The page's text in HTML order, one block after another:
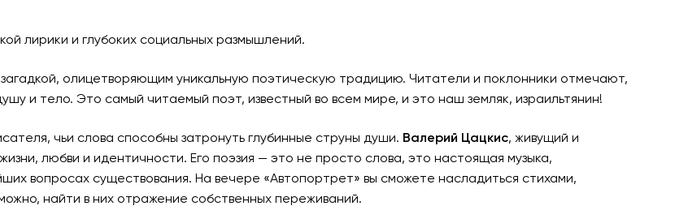
лирики и глубоких социальных размышлений.
олицетворяющим уникальную поэтическую традицию. Читатели и поклонники отмечают,
и тело. Это самый читаемый поэт, известный во всем мире, и это наш земляк, израильтянин!
чьи слова способны затронуть глубинные струны души. Валерий Цацкис, живущий и
любви и идентичности. Его поэзия — это не просто слова, это настоящая музыка,
вопросах существования. На вечере «Автопортрет» вы сможете насладиться стихами,
найти в них отражение собственных переживаний.